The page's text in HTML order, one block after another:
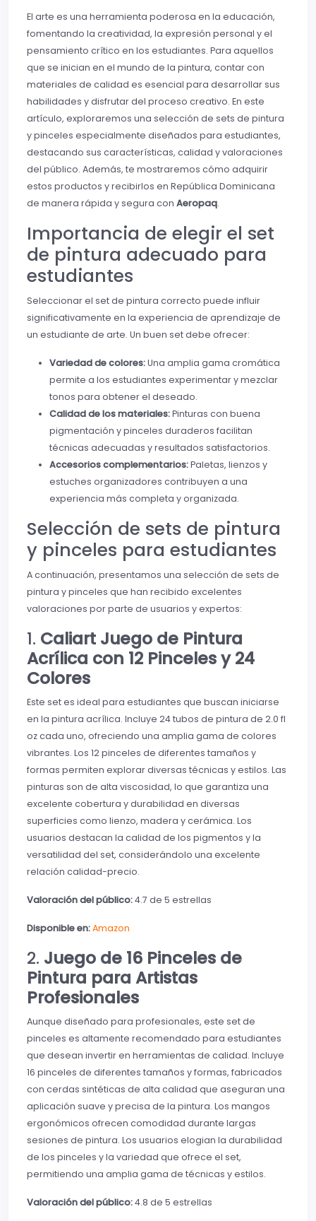
El arte es una herramienta poderosa en la educación,
fomentando la creatividad, la expresión personal y el
pensamiento crítico en los estudiantes. Para aquellos
que se inician en el mundo de la pintura, contar con
materiales de calidad es esencial para desarrollar sus
habilidades y disfrutar del proceso creativo. En este
artículo, exploraremos una selección de sets de pintura
y pinceles especialmente diseñados para estudiantes,
destacando sus características, calidad y valoraciones
del público. Además, te mostraremos cómo adquirir
estos productos y recibirlos en República Dominicana
de manera rápida y segura con Aeropaq.
Importancia de elegir el set
de pintura adecuado para
estudiantes
Seleccionar el set de pintura correcto puede influir
significativamente en la experiencia de aprendizaje de
un estudiante de arte. Un buen set debe ofrecer:
Variedad de colores:Una amplia gama cromática
permite a los estudiantes experimentar y mezclar
tonos para obtener el deseado.
Calidad de los materiales:Pinturas con buena
pigmentación y pinceles duraderos facilitan
técnicas adecuadas y resultados satisfactorios.
Accesorios complementarios:Paletas, lienzos y
estuches organizadores contribuyen a una
experiencia más completa y organizada.
Selección de sets de pintura
y pinceles para estudiantes
A continuación, presentamos una selección de sets de
pintura y pinceles que han recibido excelentes
valoraciones por parte de usuarios y expertos:
1. Caliart Juego de Pintura
Acrílica con 12 Pinceles y 24
Colores
Este set es ideal para estudiantes que buscan iniciarse
en la pintura acrílica. Incluye 24 tubos de pintura de 2.0 fl
oz cada uno, ofreciendo una amplia gama de colores
vibrantes. Los 12 pinceles de diferentes tamaños y
formas permiten explorar diversas técnicas y estilos. Las
pinturas son de alta viscosidad, lo que garantiza una
excelente cobertura y durabilidad en diversas
superficies como lienzo, madera y cerámica. Los
usuarios destacan la calidad de los pigmentos y la
versatilidad del set, considerándolo una excelente
relación calidad-precio.
Valoración del público:4.7 de 5 estrellas
Disponible en:Amazon
2. Juego de 16 Pinceles de
Pintura para Artistas
Profesionales
Aunque diseñado para profesionales, este set de
pinceles es altamente recomendado para estudiantes
que desean invertir en herramientas de calidad. Incluye
16 pinceles de diferentes tamaños y formas, fabricados
con cerdas sintéticas de alta calidad que aseguran una
aplicación suave y precisa de la pintura. Los mangos
ergonómicos ofrecen comodidad durante largas
sesiones de pintura. Los usuarios elogian la durabilidad
de los pinceles y la variedad que ofrece el set,
permitiendo una amplia gama de técnicas y estilos.
Valoración del público:4.8 de 5 estrellas